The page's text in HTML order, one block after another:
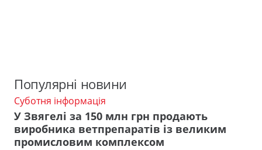
Популярні новини
Суботня інформація
У Звягелі за 150 млн грн продають
виробника ветпрепаратів із великим
промисловим комплексом